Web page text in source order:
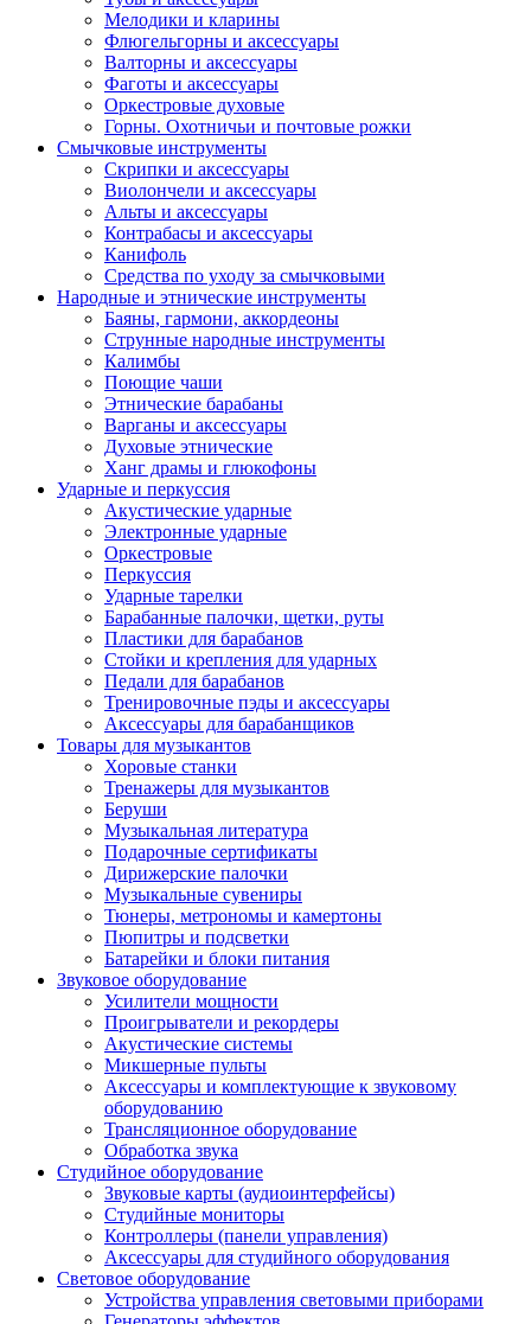
Мелодики и кларины
Флюгельгорны и аксессуары
Валторны и аксессуары
Фаготы и аксессуары
Оркестровые духовые
Горны. Охотничьи и почтовые рожки
Смычковые инструменты
Скрипки и аксессуары
Виолончели и аксессуары
Альты и аксессуары
Контрабасы и аксессуары
Канифоль
Средства по уходу за смычковыми
Народные и этнические инструменты
Баяны, гармони, аккордеоны
Струнные народные инструменты
Калимбы
Поющие чаши
Этнические барабаны
Варганы и аксессуары
Духовые этнические
Ханг драмы и глюкофоны
Ударные и перкуссия
Акустические ударные
Электронные ударные
Оркестровые
Перкуссия
Ударные тарелки
Барабанные палочки, щетки, руты
Пластики для барабанов
Стойки и крепления для ударных
Педали для барабанов
Тренировочные пэды и аксессуары
Аксессуары для барабанщиков
Товары для музыкантов
Хоровые станки
Тренажеры для музыкантов
Беруши
Музыкальная литература
Подарочные сертификаты
Дирижерские палочки
Музыкальные сувениры
Тюнеры, метрономы и камертоны
Пюпитры и подсветки
Батарейки и блоки питания
Звуковое оборудование
Усилители мощности
Проигрыватели и рекордеры
Акустические системы
Микшерные пульты
Аксессуары и комплектующие к звуковому
оборудованию
Трансляционное оборудование
Обработка звука
Студийное оборудование
Звуковые карты (аудиоинтерфейсы)
Студийные мониторы
Контроллеры (панели управления)
Аксессуары для студийного оборудования
Световое оборудование
Устройства управления световыми приборами